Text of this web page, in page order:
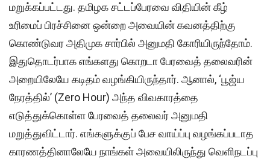
மறுக்கப்பட்டது. தமிழக சட்டப்பேரவை விதியின் கீழ்
உரிமைப் பிரச்சினை ஒன்றை அவையின் கவனத்திற்கு
கொண்டுவர அதிமுக சார்பில் அனுமதி கோரியிருந்தோம்.
இதுதொடர்பாக எங்களது கொறடா பேரவைத் தலைவரின்
அறையிலேயே கடிதம் வழங்கியிருந்தார். ஆனால், ‘பூஜ்ய
நேரத்தில்’ (Zero Hour) அந்த விவகாரத்தை
எடுத்துக்கொள்ள பேரவைத் தலைவர் அனுமதி
மறுத்துவிட்டார். எங்களுக்குப் பேச வாய்ப்பு வழங்கப்படாத
காரணத்தினாலேயே நாங்கள் அவையிலிருந்து வெளிநடப்பு